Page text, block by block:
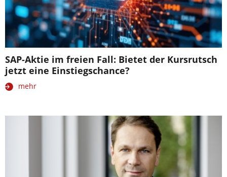
SAP-Aktie im freien Fall: Bietet der Kursrutsch
jetzt eine Einstiegschance?
mehr